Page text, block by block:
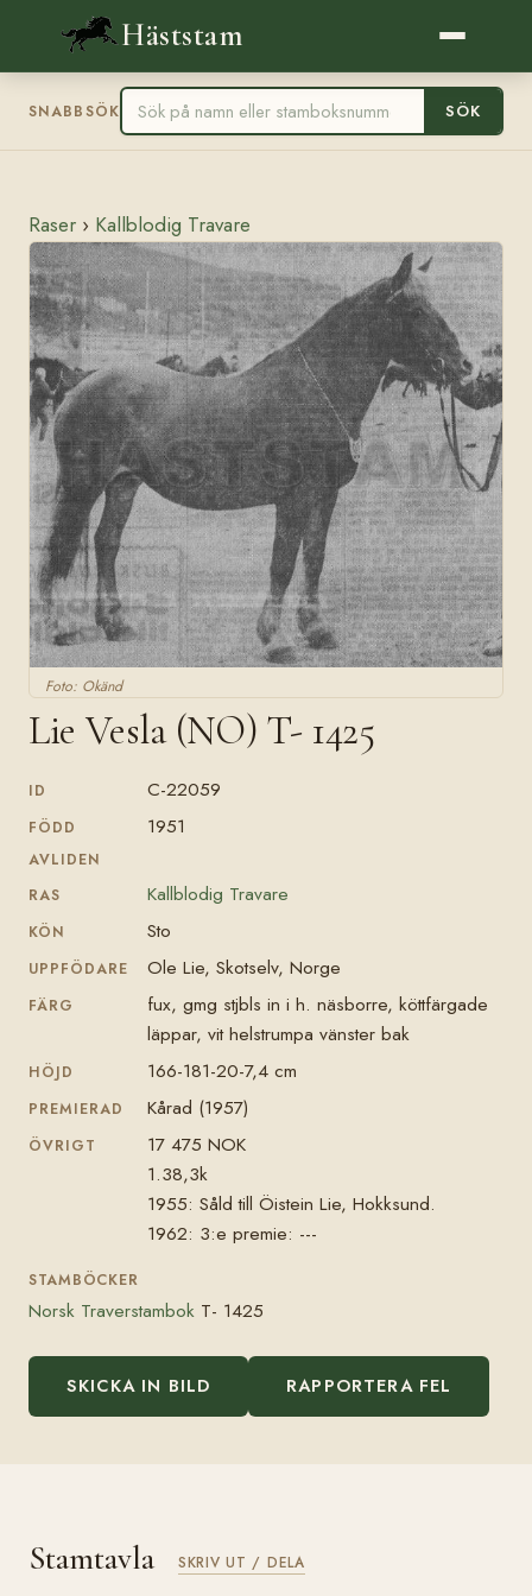
Häststam
SNABBSÖK SÖK
Raser › Kallblodig Travare
Foto: Okänd
Lie Vesla (NO) T- 1425
ID C-22059
FÖDD 1951
AVLIDEN
RAS
Kallblodig Travare
KÖN Sto
UPPFÖDARE Ole Lie, Skotselv, Norge
FÄRG
fux, gmg stjbls in i h. näsborre, köttfärgade
läppar, vit helstrumpa vänster bak
HÖJD 166-181-20-7,4 cm
PREMIERAD Kårad (1957)
ÖVRIGT
17 475 NOK
1.38,3k
1955: Såld till Öistein Lie, Hokksund.
1962: 3:e premie: ---
STAMBÖCKER
Norsk Traverstambok T- 1425
SKICKA IN BILD RAPPORTERA FEL
Stamtavla SKRIV UT / DELA